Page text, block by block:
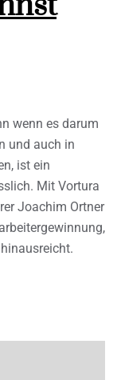
wenn es darum
und auch in
ist ein
Mit Vortura
Joachim Ortner